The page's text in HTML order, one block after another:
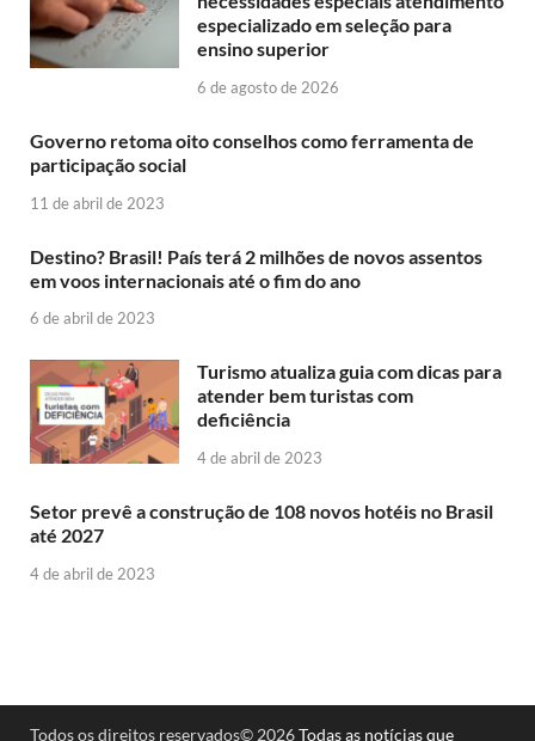
especializado em seleção para
ensino superior
6 de agosto de 2026
Governo retoma oito conselhos como ferramenta de
participação social
11 de abril de 2023
Destino? Brasil! País terá 2 milhões de novos assentos
em voos internacionais até o fim do ano
6 de abril de 2023
Turismo atualiza guia com dicas para
atender bem turistas com
deficiência
4 de abril de 2023
Setor prevê a construção de 108 novos hotéis no Brasil
até 2027
4 de abril de 2023
Todos os direitos reservados© 2026Todas as notícias que